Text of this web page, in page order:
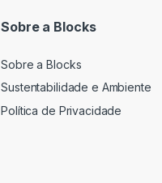
Sobre a Blocks
Sobre a Blocks
Sustentabilidade e Ambiente
Política de Privacidade